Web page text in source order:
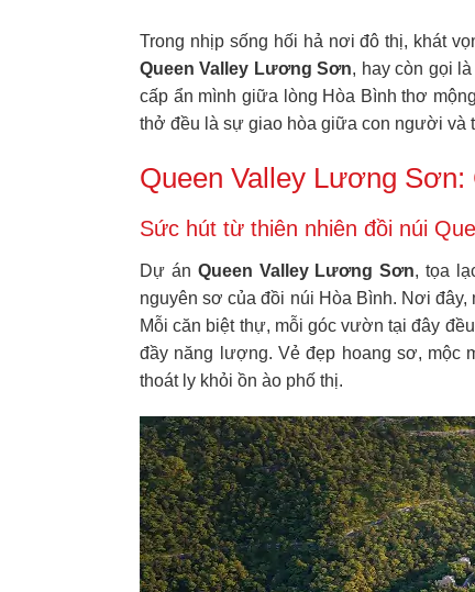
Trong nhịp sống hối hả nơi đô thị, khát
Queen Valley Lương Sơn, hay còn gọi
cấp ẩn mình giữa lòng Hòa Bình thơ
thở đều là sự giao hòa giữa con người và
Queen Valley Lương
Sức hút từ thiên nhiên đồi núi
Dự án Queen Valley Lương Sơn, tọa
nguyên sơ của đồi núi Hòa Bình. Nơi
Mỗi căn biệt thự, mỗi góc vườn tại đây
đầy năng lượng. Vẻ đẹp hoang sơ, mộc
thoát ly khỏi ồn ào phố thị.